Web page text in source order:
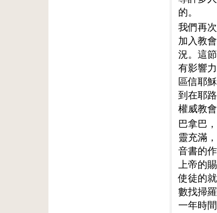
的。
我們再
加入教
況。這
有影響
區信耶
到在耶
權威教
巴拿巴
靈充滿
音書的
上帝的
使徒的
數找掃
一年時